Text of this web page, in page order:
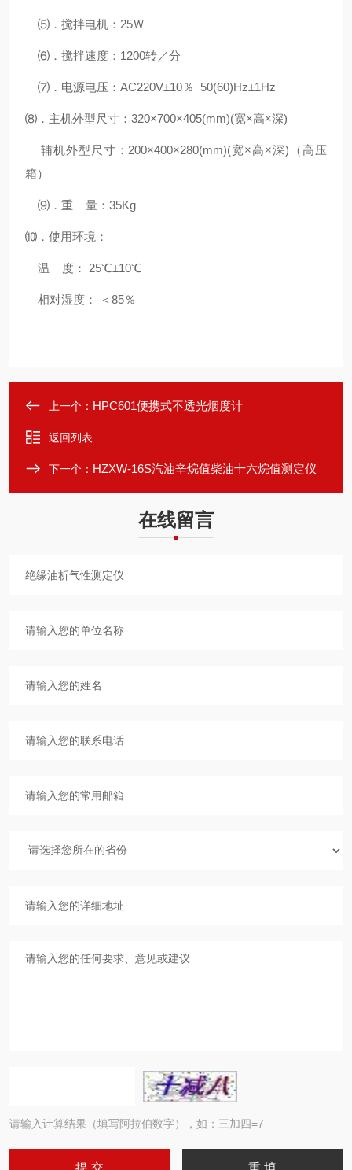
⑸．搅拌电机：25Ｗ
⑹．搅拌速度：1200转／分
⑺．电源电压：AC220V±10％ 50(60)Hz±1Hz
⑻．主机外型尺寸：320×700×405(mm)(宽×高×深)
辅机外型尺寸：200×400×280(mm)(宽×高×深)（高压
箱）
⑼．重 量：35Kg
⑽．使用环境：
温 度： 25℃±10℃
相对湿度： ＜85％
上一个： HPC601便携式不透光烟度计
返回列表
下一个： HZXW-16S汽油辛烷值柴油十六烷值测定仪
在线留言
请输入计算结果（填写阿拉伯数字），如：三加四=7